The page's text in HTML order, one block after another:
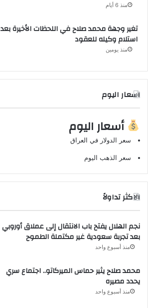
منذ 6 أيام
تغير وجهة محمد صلاح في اللحظات الأخيرة بعد
استلام وكيله للعقود
منذ يومين
اسعار اليوم
أسعار اليوم
سعر الدولار في العراق
سعر الذهب اليوم
الاكثر تداولاً
نجم الهلال يفتح باب الانتقال إلى عملاق أوروبي
بعد تجربة سعودية غير مكتملة الطموح
منذ أسبوع واحد
محمد صلاح يثير حماس الميركاتو.. اجتماع سري
يحدد مصيره
منذ أسبوع واحد